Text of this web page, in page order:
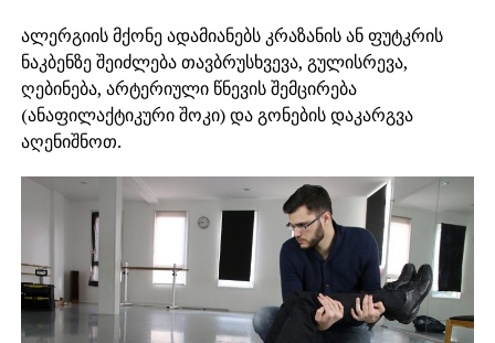
ალერგიის მქონე ადამიანებს კრაზანის ან ფუტკრის
ნაკბენზე შეიძლება თავბრუსხვევა, გულისრევა,
ღებინება, არტერიული წნევის შემცირება
(ანაფილაქტიკური შოკი) და გონების დაკარგვა
აღენიშნოთ.